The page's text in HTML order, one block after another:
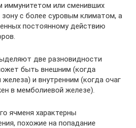
или сменивших
с более суровым климатом, а
постоянному действию
две разновидности
быть внешним (когда
железа) и внутренним (когда очаг
в мемболиевой железе).
ячменя характерны
похожие на попадание